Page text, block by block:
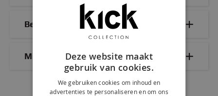
Bezorg- & retourinformatie
Mix & MatchDeze website maakt
gebruik van cookies.
We gebruiken cookies om inhoud en
advertenties te personaliseren en om ons